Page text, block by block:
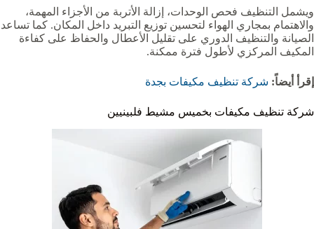
ويشمل التنظيف فحص الوحدات، إزالة الأتربة من الأجزاء المهمة،
والاهتمام بمجاري الهواء لتحسين توزيع التبريد داخل المكان. كما تساعد
الصيانة والتنظيف الدوري على تقليل الأعطال والحفاظ على كفاءة
المكيف المركزي لأطول فترة ممكنة.
إقرأ أيضاً: شركة تنظيف مكيفات بجدة
شركة تنظيف مكيفات بخميس مشيط فلبينيين